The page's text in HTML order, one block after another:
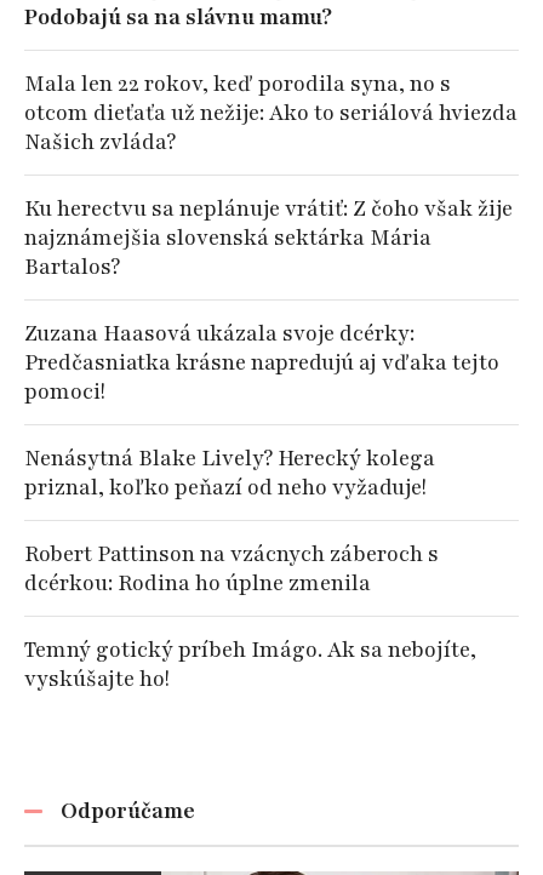
Podobajú sa na slávnu mamu?
Mala len 22 rokov, keď porodila syna, no s
otcom dieťaťa už nežije: Ako to seriálová hviezda
Našich zvláda?
Ku herectvu sa neplánuje vrátiť: Z čoho však žije
najznámejšia slovenská sektárka Mária
Bartalos?
Zuzana Haasová ukázala svoje dcérky:
Predčasniatka krásne napredujú aj vďaka tejto
pomoci!
Nenásytná Blake Lively? Herecký kolega
priznal, koľko peňazí od neho vyžaduje!
Robert Pattinson na vzácnych záberoch s
dcérkou: Rodina ho úplne zmenila
Temný gotický príbeh Imágo. Ak sa nebojíte,
vyskúšajte ho!
Odporúčame